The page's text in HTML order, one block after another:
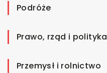
Podróże
Prawo, rząd i polityka
Przemysł i rolnictwo